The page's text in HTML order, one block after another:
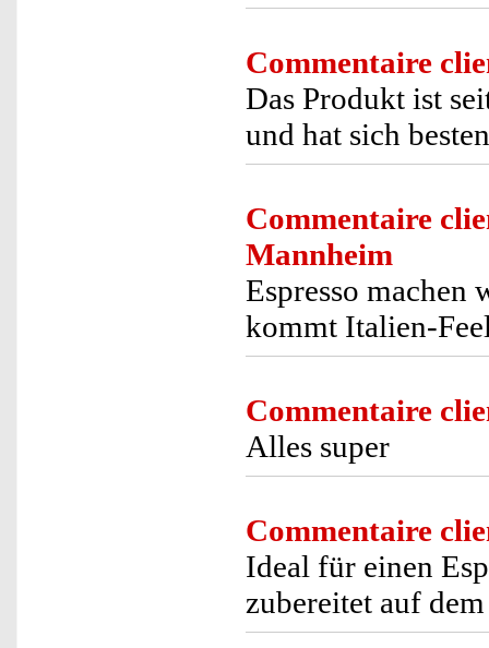
Commentaire
Das Produkt ist
und hat sich
Commentaire
Mannheim
Espresso machen
kommt Italien-
Commentaire
Alles super
Commentaire
Ideal für einen
zubereitet auf